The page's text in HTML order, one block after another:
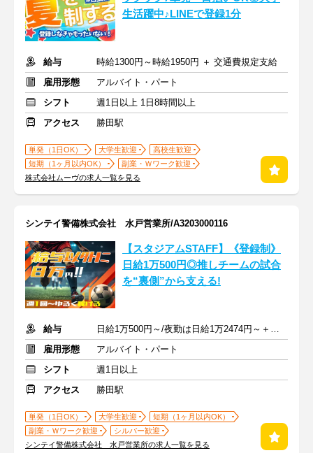
生活躍中♪LINEで登録1分
給与
時給1300円～時給1950円 ＋ 交通費規定支給
雇用形態
アルバイト・パート
シフト
週1日以上 1日8時間以上
アクセス
勝田駅
単発（1日OK） 大学生歓迎
高校生歓迎
短期（1ヶ月以内OK）
副業・Ｗワーク歓迎
株式会社ムーヴの求人一覧を見る
シンテイ警備株式会社 水戸営業所/A3203000116
【スタジアムSTAFF】《登録制》
日給1万500円◎推しチームの試合
を“裏側”から支える!
給与
日給1万500円～/夜勤は日給1万2474円～＋交通費※各種手当含む
雇用形態
アルバイト・パート
シフト
週1日以上
アクセス
勝田駅
単発（1日OK） 大学生歓迎
短期（1ヶ月以内OK）
副業・Ｗワーク歓迎
シルバー歓迎
シンテイ警備株式会社 水戸営業所の求人一覧を見る